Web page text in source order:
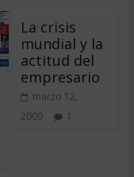
La crisis
mundial y la
actitud del
empresario
marzo 12,
2009
1